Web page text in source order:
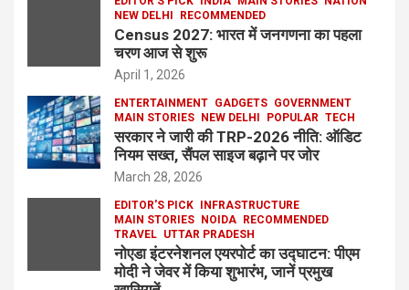
NEW DELHI
RECOMMENDED
Census 2027: भारत में जनगणना का पहला
चरण आज से शुरू
April 1, 2026
ENTERTAINMENT GADGETS GOVERNMENT
MAIN STORIES
NEW DELHI POPULAR TECH
सरकार ने जारी की TRP-2026 नीति: ऑडिट
नियम सख्त, सैंपल साइज बढ़ाने पर जोर
March 28, 2026
EDITOR'S PICK
INFRASTRUCTURE
MAIN STORIES
NOIDA
RECOMMENDED
TRAVEL UTTAR PRADESH
नोएडा इंटरनेशनल एयरपोर्ट का उद्घाटन: पीएम
मोदी ने जेवर में किया शुभारंभ, जानें प्रमुख